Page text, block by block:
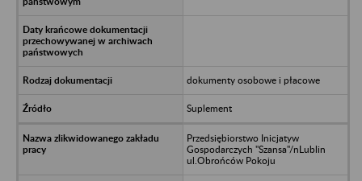
dokumenty osobowe i płacowe
Suplement
Przedsiębiorstwo Inicjatyw
Gospodarczych "Szansa"/nLublin
ul.Obrońców Pokoju